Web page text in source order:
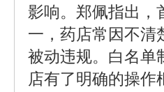
影响。郑佩指出，
一，药店常因不清
被动违规。白名单
店有了明确的操作